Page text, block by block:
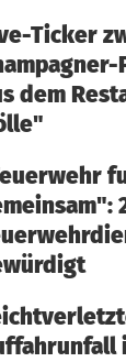
Ticker
dem